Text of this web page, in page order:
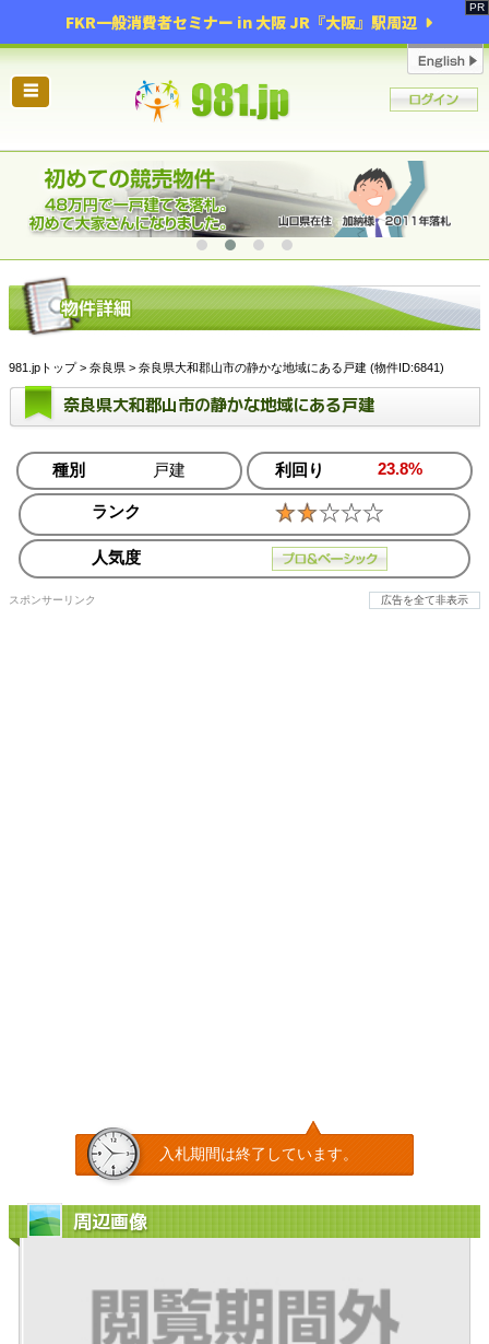
FKR一般消費者セミナー in 大阪 JR『大阪』駅周辺
☰
981.jpトップ> 奈良県 > 奈良県大和郡山市の静かな地域にある戸建 (物件ID:6841)
奈良県大和郡山市の静かな地域にある戸建
種別 戸建 利回り 23.8%
ランク
人気度
スポンサーリンク 広告を全て非表示
入札期間は終了しています。
周辺画像